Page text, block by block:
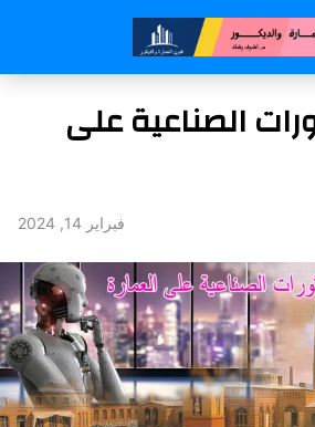
الصناعية على
فبراير 14, 2024